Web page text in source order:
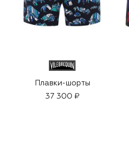
Плавки-шорты
37 300 ₽